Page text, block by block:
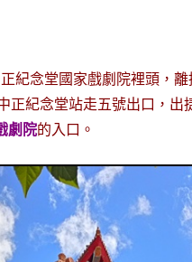
紀念堂國家戲劇院裡頭，
正紀念堂站走五號出口，
劇院的入口。